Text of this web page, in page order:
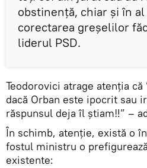
obstinență, chiar și în al
corectarea greșelilor
liderul PSD.
Teodorovici atrage atenția
dacă Orban este ipocrit sau
răspunsul deja îl știam‼️” –
În schimb, atenție, există o
fostul ministru o
existente: